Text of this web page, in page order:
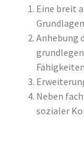
Eine breit
Anhebung
Neben
sozialer